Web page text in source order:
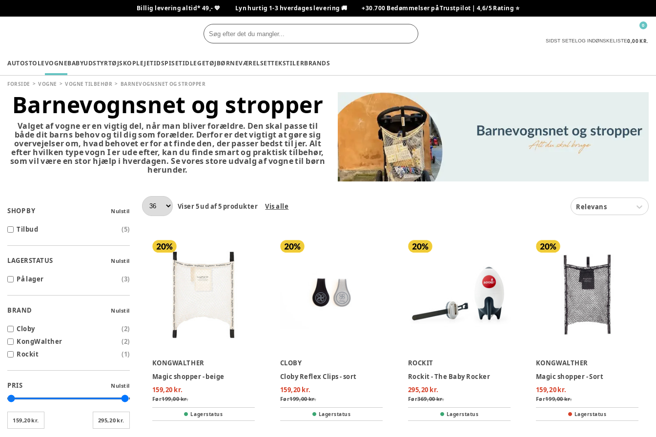
Billig levering altid* 49,- 💙 Lyn hurtig 1-3 hverdages levering 🚚 +30.700 Bedømmelser på Trustpilot | 4,6/5 Rating ⭐️
SIDST SETELOG INDØNSKELISTE0,00 KR.
0
AUTOSTOLEVOGNEBABYUDSTYRTØJSKOPLEJETIDSPISETIDLEGETØJBØRNEVÆRELSETTEKSTILERBRANDS
FORSIDE VOGNE VOGNE TILBEHØR BARNEVOGNSNET OG STROPPER
Barnevognsnet og stropper
Valget af vogne er en vigtig del, når man bliver forældre. Den skal passe til
både dit barns behov og til dig som forælder. Derfor er det vigtigt at gøre sig
overvejelser om, hvad behovet er for at finde den, der passer bedst til jer. Alt
efter hvilken type vogn I er ude efter, kan du finde smart og praktisk tilbehør,
som vil være en stor hjælp i hverdagen. Se vores store udvalg af vogne til børn
herunder.
SHOP BY Nulstil
Tilbud (5)
LAGERSTATUS Nulstil
På lager (3)
BRAND Nulstil
Cloby (2)
KongWalther
(2)
Rockit
(1)
PRIS Nulstil
159,20 kr. 295,20 kr.
Viser5ud af5 produkter Vis alle Relevans
KONGWALTHER
Magic shopper - beige
159,20 kr.
Før199,00 kr.
Lagerstatus
CLOBY
Cloby Reflex Clips - sort
159,20 kr.
Før199,00 kr.
Lagerstatus
ROCKIT
Rockit - The Baby Rocker
295,20 kr.
Før369,00 kr.
Lagerstatus
KONGWALTHER
Magic shopper - Sort
159,20 kr.
Før199,00 kr.
Lagerstatus